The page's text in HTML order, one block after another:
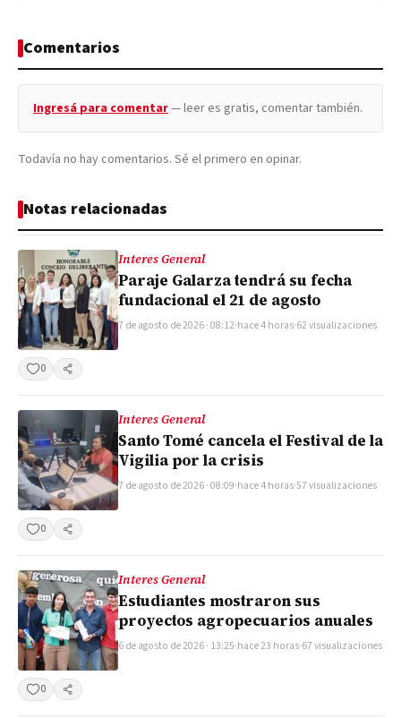
Comentarios
Ingresá para comentar— leer es gratis, comentar también.
Todavía no hay comentarios. Sé el primero en opinar.
Notas relacionadas
Interes General
Paraje Galarza tendrá su fecha
fundacional el 21 de agosto
7 de agosto de 2026 · 08:12·hace 4 horas·62 visualizaciones
0 Compartir
Interes General
Santo Tomé cancela el Festival de la
Vigilia por la crisis
7 de agosto de 2026 · 08:09·hace 4 horas·57 visualizaciones
0 Compartir
Interes General
Estudiantes mostraron sus
proyectos agropecuarios anuales
6 de agosto de 2026 · 13:25·hace 23 horas·67 visualizaciones
0 Compartir